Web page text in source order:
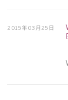
2015年03月25日